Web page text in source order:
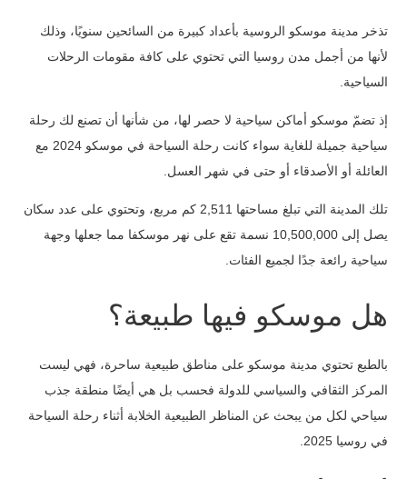
تذخر مدينة موسكو الروسية بأعداد كبيرة من السائحين سنويًا، وذلك
لأنها من أجمل مدن روسيا التي تحتوي على كافة مقومات الرحلات
السياحية.
إذ تضمّ موسكو أماكن سياحية لا حصر لها، من شأنها أن تصنع لك رحلة
سياحية جميلة للغاية سواء كانت رحلة السياحة في موسكو 2024 مع
العائلة أو الأصدقاء أو حتى في شهر العسل.
تلك المدينة التي تبلغ مساحتها 2,511 كم مربع، وتحتوي على عدد سكان
يصل إلى 10,500,000 نسمة تقع على نهر موسكفا مما جعلها وجهة
سياحية رائعة جدًا لجميع الفئات.
هل موسكو فيها طبيعة؟
بالطبع تحتوي مدينة موسكو على مناطق طبيعية ساحرة، فهي ليست
المركز الثقافي والسياسي للدولة فحسب بل هي أيضًا منطقة جذب
سياحي لكل من يبحث عن المناظر الطبيعية الخلابة أثناء رحلة السياحة
في روسيا 2025.